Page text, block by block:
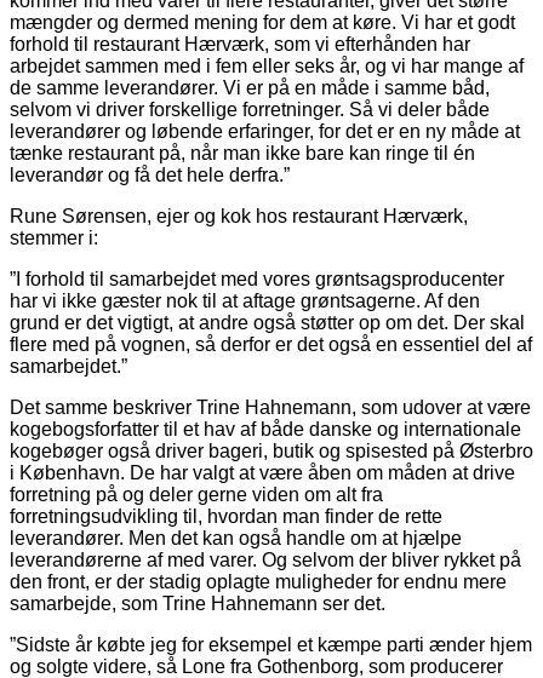
mængder og dermed mening for dem at køre. Vi har et godt
forhold til restaurant Hærværk, som vi efterhånden har
arbejdet sammen med i fem eller seks år, og vi har mange af
de samme leverandører. Vi er på en måde i samme båd,
selvom vi driver forskellige forretninger. Så vi deler både
leverandører og løbende erfaringer, for det er en ny måde at
tænke restaurant på, når man ikke bare kan ringe til én
leverandør og få det hele derfra.”
Rune Sørensen, ejer og kok hos restaurant Hærværk,
stemmer i:
”I forhold til samarbejdet med vores grøntsagsproducenter
har vi ikke gæster nok til at aftage grøntsagerne. Af den
grund er det vigtigt, at andre også støtter op om det. Der skal
flere med på vognen, så derfor er det også en essentiel del af
samarbejdet.”
Det samme beskriver Trine Hahnemann, som udover at være
kogebogsforfatter til et hav af både danske og internationale
kogebøger også driver bageri, butik og spisested på Østerbro
i København. De har valgt at være åben om måden at drive
forretning på og deler gerne viden om alt fra
forretningsudvikling til, hvordan man finder de rette
leverandører. Men det kan også handle om at hjælpe
leverandørerne af med varer. Og selvom der bliver rykket på
den front, er der stadig oplagte muligheder for endnu mere
sam­arbejde, som Trine Hahnemann ser det.
”Sidste år købte jeg for eksempel et kæmpe parti ænder hjem
og solgte videre, så Lone fra Gothenborg, som producerer